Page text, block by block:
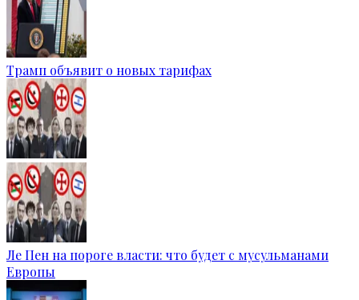
Трамп объявит о новых тарифах
Ле Пен на пороге власти: что будет с мусульманами
Европы